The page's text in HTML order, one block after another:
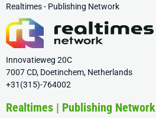
Realtimes - Publishing Network
Innovatieweg 20C
7007 CD, Doetinchem, Netherlands
+31(315)-764002
Realtimes | Publishing Network